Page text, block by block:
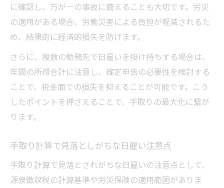
に確認し、万が一の事故に備えることも大切です。労災
の適用がある場合、労働災害による負担が軽減されるた
め、結果的に経済的損失を防げます。
さらに、複数の勤務先で日雇いを掛け持ちする場合は、
年間の所得合計に注意し、確定申告の必要性を検討する
ことで、税金面での損失を抑えることが可能です。こう
したポイントを押さえることで、手取りの最大化に繋が
ります。
手取り計算で見落としがちな日雇い注意点
手取り計算で見落とされがちな日雇いの注意点として、
源泉徴収税の計算基準や労災保険の適用範囲がありま